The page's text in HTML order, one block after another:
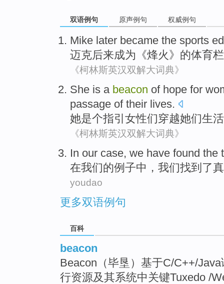
双语例句 原声例句 权威例句
Mike later became the sports
迈克后来成为 《烽火 》 的体育
《柯林斯英汉双解大词典》
She is a beacon of hope for
passage oftheir lives.
她是个指引 女性们穿越她们生活
《柯林斯英汉双解大词典》
In our case, we have found the
在我们的例子中 ， 我们找到 了
youdao
更多双语例句
百科
beacon
Beacon（毕垦）基于C/C++/
行资源及其系统中关键Tuxedo /